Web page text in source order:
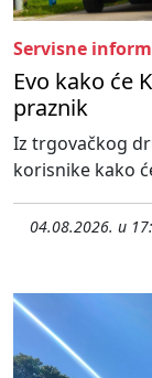
Servisne
Evo kako će
praznik
Iz trgovačkog
korisnike kako
04.08.2026. u